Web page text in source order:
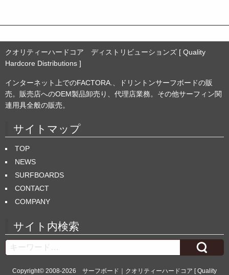
クオリティーハードコア ディストリビューションズ [ Quality
Hardcore Distributions ]
インターネット上でのFACTORA.、ドリントンサーフボードの販
売。販売店へのOEM製品卸売り、代理店業務。その他サーフィン関
連用具全般の販売。
サイトマップ
TOP
NEWS
SURFBOARDS
CONTACT
COMPANY
サイト内検索
Search
Copyright© 2008-2026 サーフボード｜クオリティーハードコア [ Quality